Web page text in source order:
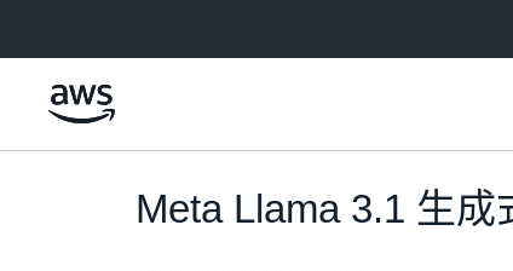
Meta Llama 3.1 生